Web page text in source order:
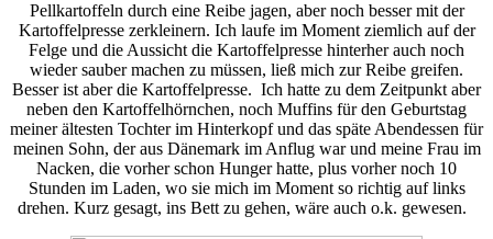
Pellkartoffeln durch eine Reibe jagen, aber noch besser mit der
Kartoffelpresse zerkleinern. Ich laufe im Moment ziemlich auf der
Felge und die Aussicht die Kartoffelpresse hinterher auch noch
wieder sauber machen zu müssen, ließ mich zur Reibe greifen.
Besser ist aber die Kartoffelpresse. Ich hatte zu dem Zeitpunkt aber
neben den Kartoffelhörnchen, noch Muffins für den Geburtstag
meiner ältesten Tochter im Hinterkopf und das späte Abendessen für
meinen Sohn, der aus Dänemark im Anflug war und meine Frau im
Nacken, die vorher schon Hunger hatte, plus vorher noch 10
Stunden im Laden, wo sie mich im Moment so richtig auf links
drehen. Kurz gesagt, ins Bett zu gehen, wäre auch o.k. gewesen.